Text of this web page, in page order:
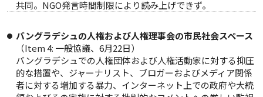
共同。NGO発言時間制限により読み上げできず。
バングラデシュの人権および人権理事会の市民社会スペース
（Item 4: 一般協議、6月22日）
バングラデシュでの人権団体および人権活動家に対する抑圧
的な措置や、ジャーナリスト、ブロガーおよびメディア関係
者に対する増加する暴力、インターネット上での政府や大統